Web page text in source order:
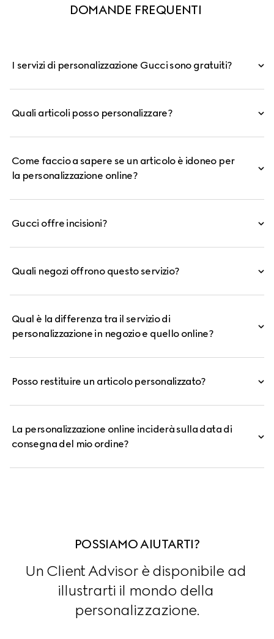
DOMANDE FREQUENTI
I servizi di personalizzazione Gucci sono gratuiti?
Quali articoli posso personalizzare?
Come faccio a sapere se un articolo è idoneo per
la personalizzazione online?
Gucci offre incisioni?
Quali negozi offrono questo servizio?
Qual è la differenza tra il servizio di
personalizzazione in negozio e quello online?
Posso restituire un articolo personalizzato?
La personalizzazione online inciderà sulla data di
consegna del mio ordine?
POSSIAMO AIUTARTI?
Un Client Advisor è disponibile ad
illustrarti il mondo della
personalizzazione.